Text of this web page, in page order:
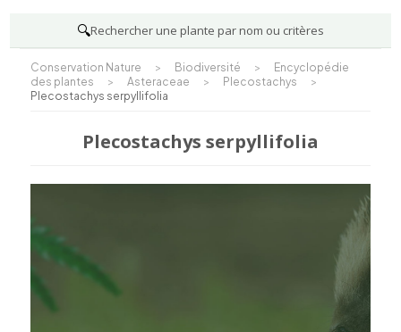
🔍Rechercher une plante par nom ou critères
Conservation Nature > Biodiversité >
Encyclopédie
des plantes
> Asteraceae > Plecostachys
>
Plecostachys serpyllifolia
Plecostachys serpyllifolia